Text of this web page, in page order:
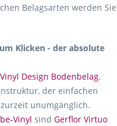
Belagsarten werden Sie
Klicken - der absolute
Vinyl Design Bodenbelag.
der einfachen
unumgänglich.
Vinyl sind Gerflor Virtuo